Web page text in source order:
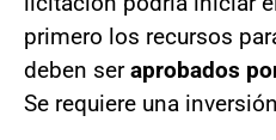
primero los recursos
deben seraprobados
Se requiere una